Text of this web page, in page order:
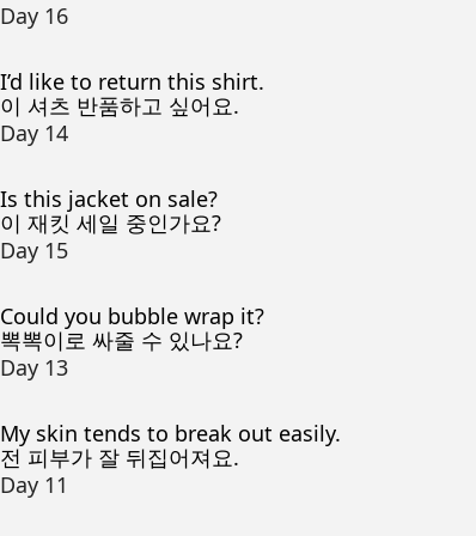
Day 16
I’d like to return this shirt.
이 셔츠 반품하고 싶어요.
Day 14
Is this jacket on sale?
이 재킷 세일 중인가요?
Day 15
Could you bubble wrap it?
뽁뽁이로 싸줄 수 있나요?
Day 13
My skin tends to break out easily.
전 피부가 잘 뒤집어져요.
Day 11